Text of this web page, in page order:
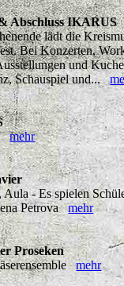
Abschluss IKARUS
lädt die
Bei Konzerten,
und
Schauspiel und...
mehr
Aula - Es spielen
Petrovamehr
Proseken
mehr